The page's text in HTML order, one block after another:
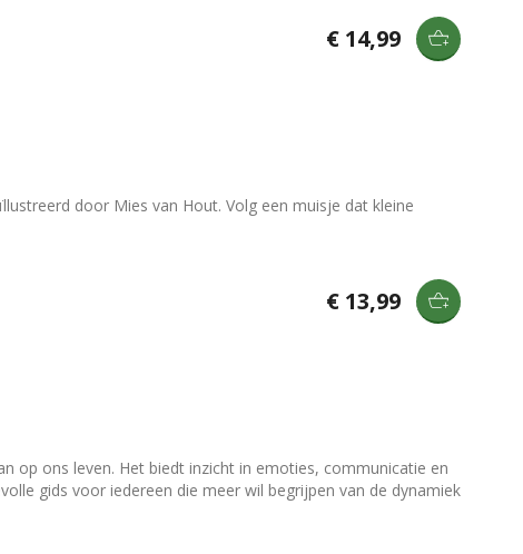
€ 14,99
door Mies van Hout. Volg een muisje dat kleine
€ 13,99
op ons leven. Het biedt inzicht in emoties, communicatie en
gids voor iedereen die meer wil begrijpen van de dynamiek